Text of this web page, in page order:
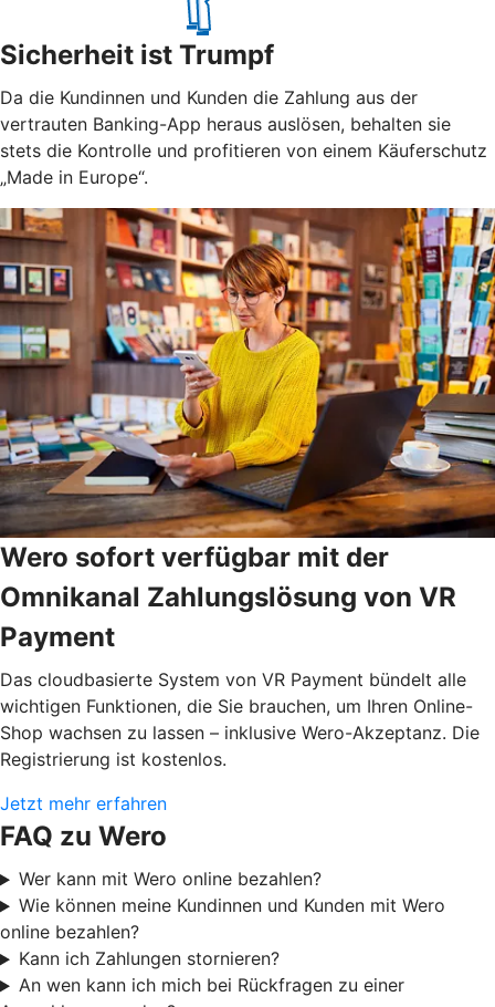
Sicherheit ist Trumpf
Da die Kundinnen und Kunden die Zahlung aus der
vertrauten Banking-App heraus auslösen, behalten sie
stets die Kontrolle und profitieren von einem Käuferschutz
„Made in Europe“.
Wero sofort verfügbar mit der
Omnikanal Zahlungslösung von VR
Payment
Das cloudbasierte System von VR Payment bündelt alle
wichtigen Funktionen, die Sie brauchen, um Ihren Online-
Shop wachsen zu lassen – inklusive Wero-Akzeptanz. Die
Registrierung ist kostenlos.
Jetzt mehr erfahren
FAQ zu Wero
Wer kann mit Wero online bezahlen?
Wie können meine Kundinnen und Kunden mit Wero
online bezahlen?
Kann ich Zahlungen stornieren?
An wen kann ich mich bei Rückfragen zu einer